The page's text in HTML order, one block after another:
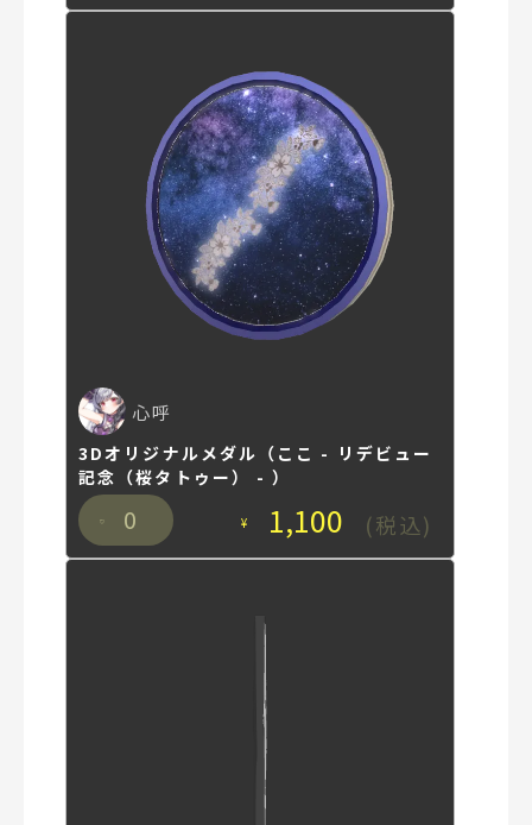
心呼
3Dオリジナルメダル（ここ - リデビュー
記念（桜タトゥー） - ）
0 ¥ 1,100 (税込)